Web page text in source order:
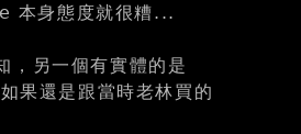
本身態度就很糟...
，另一個有實體的是
果還是跟當時老林買的